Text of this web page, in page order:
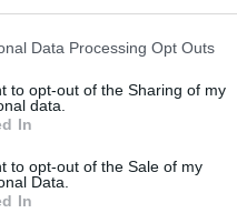
Data Processing Opt Outs
to opt-out of the Sharing of my
data.
In
to opt-out of the Sale of my
Data.
In
aquestes bombolles.
VIA Empresacom a
de forma gratuïta
informat amb les últimes